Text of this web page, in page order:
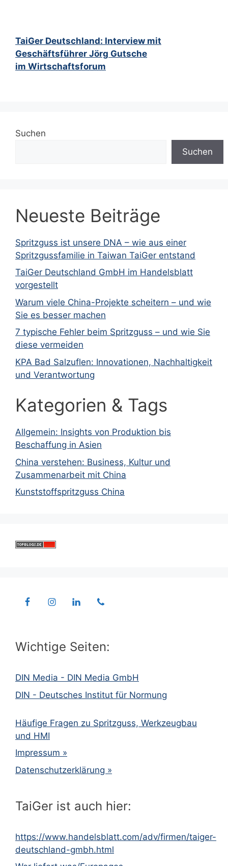
TaiGer Deutschland: Interview mit
Geschäftsführer Jörg Gutsche
im Wirtschaftsforum
Suchen
Suchen
Neueste Beiträge
Spritzguss ist unsere DNA – wie aus einer
Spritzgussfamilie in Taiwan TaiGer entstand
TaiGer Deutschland GmbH im Handelsblatt
vorgestellt
Warum viele China-Projekte scheitern – und wie
Sie es besser machen
7 typische Fehler beim Spritzguss – und wie Sie
diese vermeiden
KPA Bad Salzuflen: Innovationen, Nachhaltigkeit
und Verantwortung
Kategorien & Tags
Allgemein: Insights von Produktion bis
Beschaffung in Asien
China verstehen: Business, Kultur und
Zusammenarbeit mit China
Kunststoffspritzguss China
Wichtige Seiten:
DIN Media - DIN Media GmbH
DIN - Deutsches Institut für Normung
Häufige Fragen zu Spritzguss, Werkzeugbau
und HMI
Impressum »
Datenschutzerklärung »
TaiGer ist auch hier:
https://www.handelsblatt.com/adv/firmen/taiger-
deutschland-gmbh.html